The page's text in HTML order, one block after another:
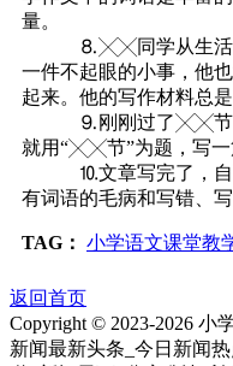
量。
⒏╳╳同学从生活中
一件不起眼的小事，他
起来。他的写作材料总
⒐刚刚过了╳╳节，
就用“╳╳节”为题，写一
⒑文章写完了，自己
有词语的毛病和写错、写
TAG： 小学语文课堂教
返回首页
Copyright © 2023-2026 小
新闻最新头条_今日新闻